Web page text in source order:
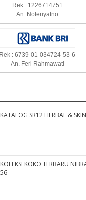
Rek : 1226714751
An. Noferiyatno
Rek : 6739-01-034724-53-6
An. Feri Rahmawati
KATALOG SR12 HERBAL &
KOLEKSI KOKO TERBARU
56